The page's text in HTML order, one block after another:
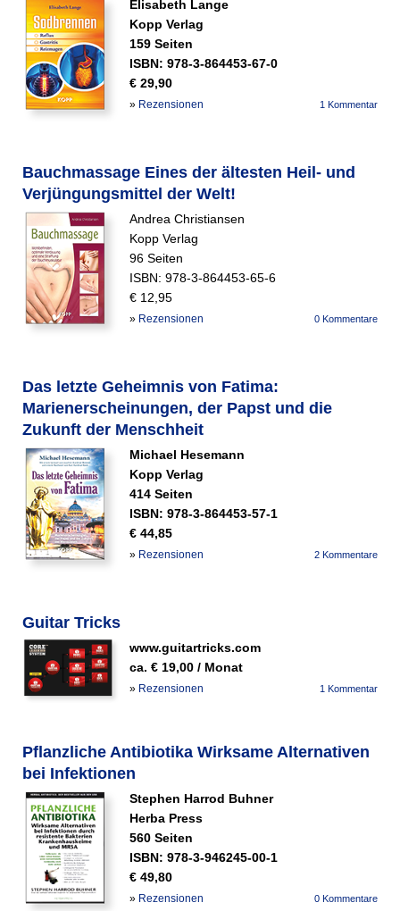
Elisabeth Lange
Kopp Verlag
159 Seiten
ISBN: 978-3-864453-67-0
€ 29,90
1 Kommentar
» Rezensionen
Bauchmassage Eines der ältesten Heil- und
Verjüngungsmittel der Welt!
Andrea Christiansen
Kopp Verlag
96 Seiten
ISBN: 978-3-864453-65-6
€ 12,95
0 Kommentare
» Rezensionen
Das letzte Geheimnis von Fatima:
Marienerscheinungen, der Papst und die
Zukunft der Menschheit
Michael Hesemann
Kopp Verlag
414 Seiten
ISBN: 978-3-864453-57-1
€ 44,85
2 Kommentare
» Rezensionen
Guitar Tricks
www.guitartricks.com
ca. € 19,00 / Monat
1 Kommentar
» Rezensionen
Pflanzliche Antibiotika Wirksame Alternativen
bei Infektionen
Stephen Harrod Buhner
Herba Press
560 Seiten
ISBN: 978-3-946245-00-1
€ 49,80
0 Kommentare
» Rezensionen